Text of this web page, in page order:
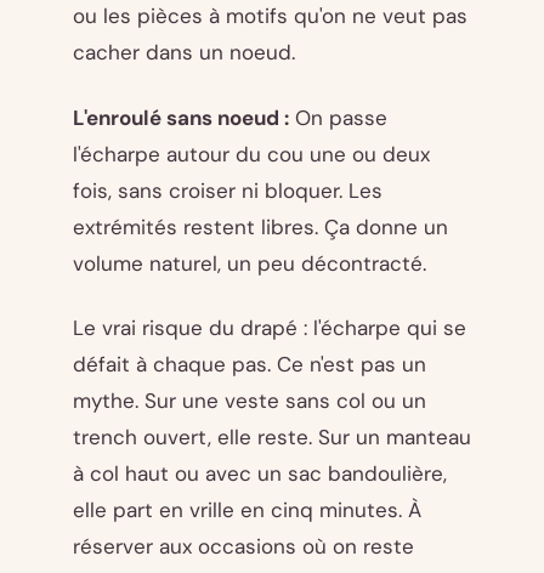
ou les pièces à motifs qu'on ne veut pas
cacher dans un noeud.
L'enroulé sans noeud : On passe
l'écharpe autour du cou une ou deux
fois, sans croiser ni bloquer. Les
extrémités restent libres. Ça donne un
volume naturel, un peu décontracté.
Le vrai risque du drapé : l'écharpe qui se
défait à chaque pas. Ce n'est pas un
mythe. Sur une veste sans col ou un
trench ouvert, elle reste. Sur un manteau
à col haut ou avec un sac bandoulière,
elle part en vrille en cinq minutes. À
réserver aux occasions où on reste